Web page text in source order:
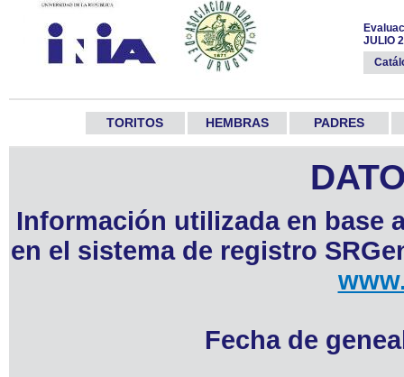
JULIO
TORITOS HEMBRAS PADRES
Información utilizada en base
en el sistema de registro
Fecha de